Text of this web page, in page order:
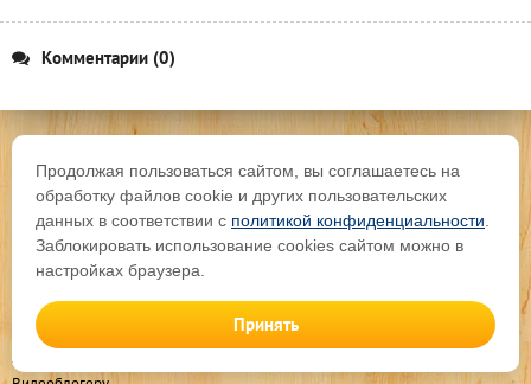
Комментарии (0)
«Сделай сам – своими руками» - сайт интересных самоделок,
сделанных из подручных материалов и предметов в
домашних условиях. Пошаговые мастер-классы с фото и
описанием, технологии, лайфхаки - все, что нужно для
рукоделия настоящему мастеру или просто умельцу.
Поделки любой сложности, большой выбор направлений и
Добавить свою самоделку
Последние комментарии
Продолжая пользоваться сайтом, вы соглашаетесь на
обработку файлов cookie и других пользовательских
данных в соответствии с политикой конфиденциальности
Заблокировать использование cookies сайтом можно в
настройках браузера.
Принять